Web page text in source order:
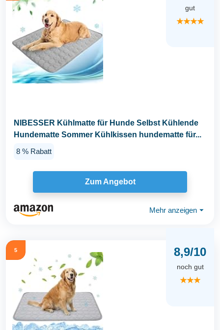
gut
★★★★
NIBESSER Kühlmatte für Hunde Selbst Kühlende
Hundematte Sommer Kühlkissen hundematte für...
8 % Rabatt
Zum Angebot
Mehr anzeigen ⏷
5 8,9/10
noch gut
★★★